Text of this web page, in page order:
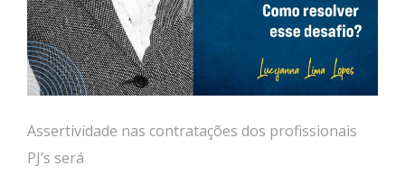
Assertividade nas contratações dos profissionais
PJ’s será